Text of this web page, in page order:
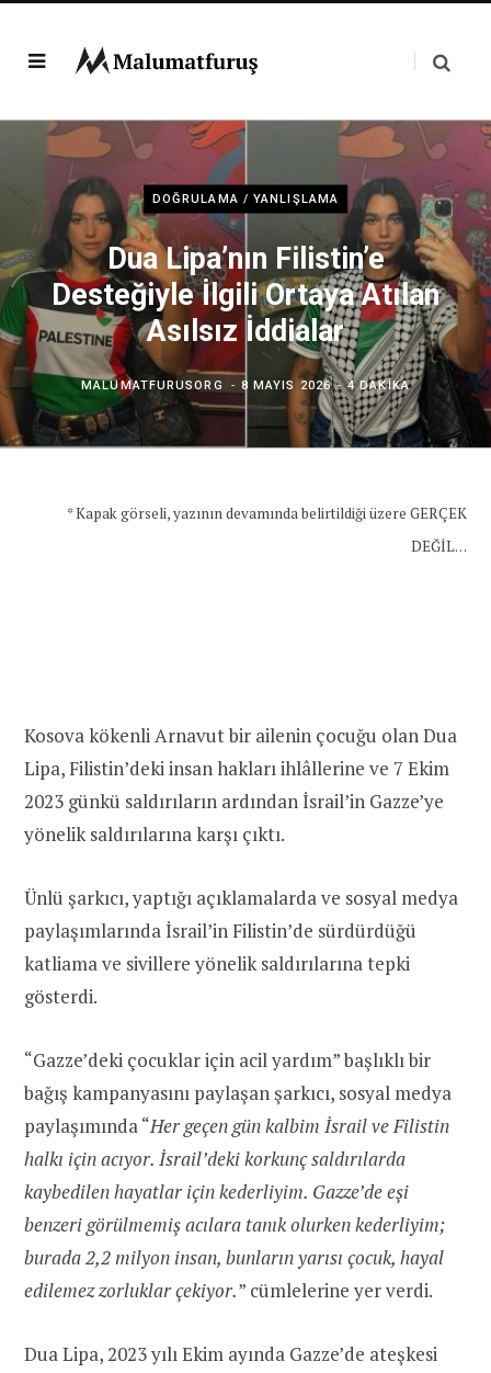
DOĞRULAMA / YANLIŞLAMA
Dua Lipa’nın Filistin’e
Desteğiyle İlgili Ortaya Atılan
Asılsız İddialar
MALUMATFURUSORG 8 MAYIS 2026 4 DAKIKA
* Kapak görseli, yazının devamında belirtildiği üzere GERÇEK
DEĞİL…
Kosova kökenli Arnavut bir ailenin çocuğu olan Dua
Lipa, Filistin’deki insan hakları ihlâllerine ve 7 Ekim
2023 günkü saldırıların ardından İsrail’in Gazze’ye
yönelik saldırılarına karşı çıktı.
Ünlü şarkıcı, yaptığı açıklamalarda ve sosyal medya
paylaşımlarında İsrail’in Filistin’de sürdürdüğü
katliama ve sivillere yönelik saldırılarına tepki
gösterdi.
“Gazze’deki çocuklar için acil yardım” başlıklı bir
bağış kampanyasını paylaşan şarkıcı, sosyal medya
paylaşımında “Her geçen gün kalbim İsrail ve Filistin
halkı için acıyor. İsrail’deki korkunç saldırılarda
kaybedilen hayatlar için kederliyim. Gazze’de eşi
benzeri görülmemiş acılara tanık olurken kederliyim;
burada 2,2 milyon insan, bunların yarısı çocuk, hayal
edilemez zorluklar çekiyor.” cümlelerine yer verdi.
Dua Lipa, 2023 yılı Ekim ayında Gazze’de ateşkesi